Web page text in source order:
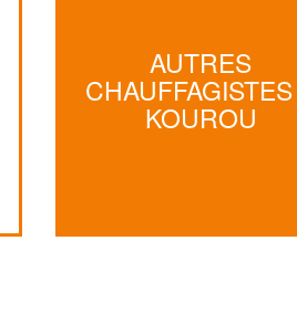
AUTRES
KOUROU